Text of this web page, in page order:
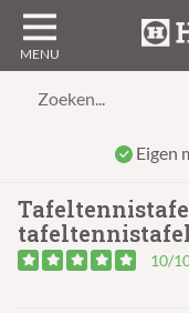
Zoeken...
Eigen
10/